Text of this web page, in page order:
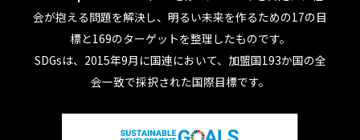
会が抱える問題を解決し、明るい未来を作るための17の目
標と169のターゲットを整理したものです。
SDGsは、2015年9月に国連において、加盟国193か国の全
会一致で採択された国際目標です。